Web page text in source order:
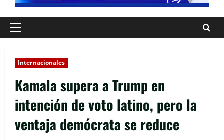
Menú
Internacionales
Kamala supera a Trump en
intención de voto latino, pero la
ventaja demócrata se reduce